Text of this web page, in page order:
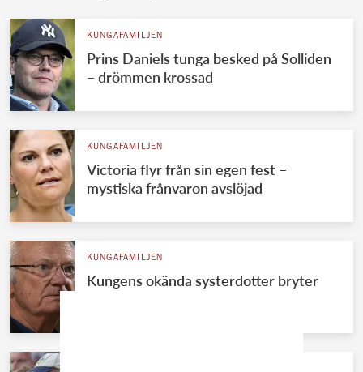
KUNGAFAMILJEN
Prins Daniels tunga besked på Solliden
– drömmen krossad
KUNGAFAMILJEN
Victoria flyr från sin egen fest –
mystiska frånvaron avslöjad
KUNGAFAMILJEN
Kungens okända systerdotter bryter